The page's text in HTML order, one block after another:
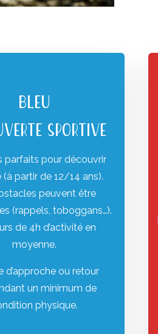
BLEU
SPORTIVE
parfaits pour découvrir
(à partir de 12/14 ans).
peuvent être
(rappels, toboggans…).
de 4h d’activité en
moyenne.
d’approche ou retour
un minimum de
physique.